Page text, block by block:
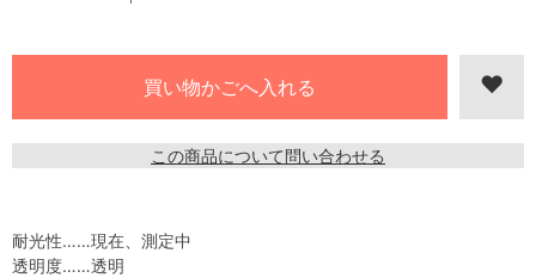
この商品について問い合わせる
耐光性……現在、測定中
透明度……透明